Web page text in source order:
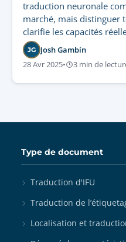
traduction neuronale
marché, mais distinguer
clarifie les capacités
qualité irréalistes.
JG Josh Gambín
28 Avr 2025• 3 min de
Type de document
Traduction d'IFU
Traduction de
Localisation et